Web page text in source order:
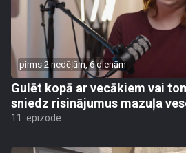
pirms 2 nedēļām, 6 dienām
Gulēt kopā ar vecākiem vai
sniedz risinājumus mazuļa
11. epizode